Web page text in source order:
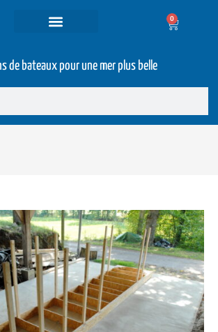
0
de bateaux pour une mer plus belle